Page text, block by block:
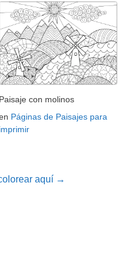
Paisaje con molinos
Páginas de Paisajes para
imprimir
aquí →